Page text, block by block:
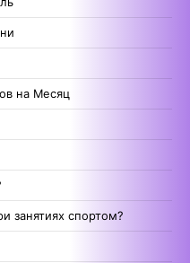
на Месяц
занятиях спортом?